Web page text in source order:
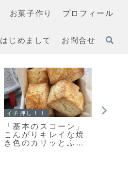
お菓子作り プロフィール
はじめまして お問合せ
イチ押し！！
【レシピ】お手軽ス
コーン改良版♡さら
に美味しくなりまし
クッキ